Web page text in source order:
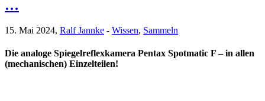
…
15. Mai 2024, Ralf Jannke - Wissen, Sammeln
Die analoge Spiegelreflexkamera Pentax Spotmatic F – in allen
(mechanischen) Einzelteilen!